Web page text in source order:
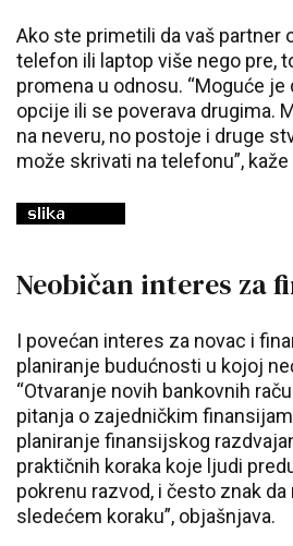
Ako ste primetili da vaš partner
telefon ili laptop više nego pre,
promena u odnosu. “Moguće
opcije ili se poverava drugima.
na neveru, no postoje i druge
može skrivati na telefonu”,
Neobičan interes za
I povećan interes za novac i
planiranje budućnosti u kojoj
“Otvaranje novih bankovnih
pitanja o zajedničkim
planiranje finansijskog
praktičnih koraka koje ljudi
pokrenu razvod, i često znak
sledećem koraku”, objašnjava.